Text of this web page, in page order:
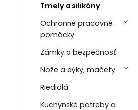
Tmely a silikóny
Ochranné pracovné
pomôcky
Zámky a bezpečnosť
Nože a dýky, mačety
Riedidlá
Kuchynské potreby a